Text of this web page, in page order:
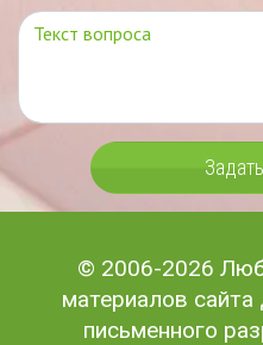
© 2006-2026
материалов
письменного